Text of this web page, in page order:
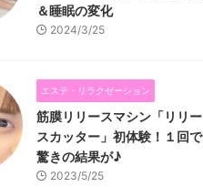
＆睡眠の変化
2024/3/25
エステ・リラクゼーション
筋膜リリースマシン「リリー
スカッター」初体験！１回で
驚きの結果が♪
2023/5/25